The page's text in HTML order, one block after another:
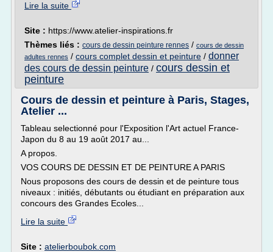
Lire la suite
Site : https://www.atelier-inspirations.fr
Thèmes liés : cours de dessin peinture rennes / cours de dessin
adultes rennes / cours complet dessin et peinture / donner
des cours de dessin peinture / cours dessin et
peinture
Cours de dessin et peinture à Paris, Stages,
Atelier ...
Tableau selectionné pour l'Exposition l'Art actuel France-
Japon du 8 au 19 août 2017 au...
A propos.
VOS COURS DE DESSIN ET DE PEINTURE A PARIS
Nous proposons des cours de dessin et de peinture tous
niveaux : initiés, débutants ou étudiant en préparation aux
concours des Grandes Ecoles...
Lire la suite
Site : atelierboubok.com